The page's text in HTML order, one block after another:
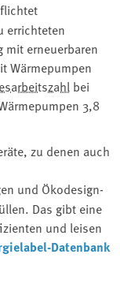
errichteten
mit erneuerbaren
Wärmepumpen
bei
3,8
zu denen auch
und Ökodesign-
Das gibt eine
und leisen
Datenbank